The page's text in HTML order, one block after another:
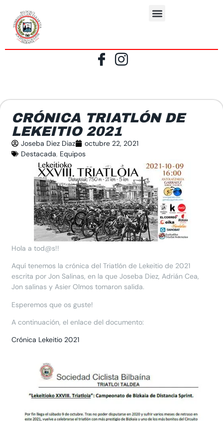
CRÓNICA TRIATLÓN DE
LEKEITIO 2021
Joseba Diez Diaz
octubre 22, 2021
Destacada, Equipos
Hola a tod@s!!
Aquí tenemos la crónica del Triatlón de Lekeitio de 2021
escrita por Jon Salinas, en la que Joseba Diez, Adrián Cea,
Jon salinas y Asier Olmos tomaron salida.
Esperemos que os guste!
A continuación, el enlace del documento:
Crónica Lekeitio 2021